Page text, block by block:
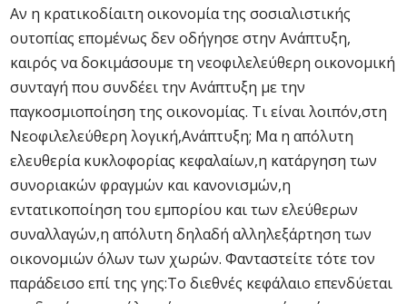
Αν η κρατικοδίαιτη οικονομία της σοσιαλιστικής
ουτοπίας επομένως δεν οδήγησε στην Ανάπτυξη,
καιρός να δοκιμάσουμε τη νεοφιλελεύθερη οικονομική
συνταγή που συνδέει την Ανάπτυξη με την
παγκοσμιοποίηση της οικονομίας. Τι είναι λοιπόν,στη
Νεοφιλελεύθερη λογική,Ανάπτυξη; Μα η απόλυτη
ελευθερία κυκλοφορίας κεφαλαίων,η κατάργηση των
συνοριακών φραγμών και κανονισμών,η
εντατικοποίηση του εμπορίου και των ελεύθερων
συναλλαγών,η απόλυτη δηλαδή αλληλεξάρτηση των
οικονομιών όλων των χωρών. Φανταστείτε τότε τον
παράδεισο επί της γης:Το διεθνές κεφάλαιο επενδύεται